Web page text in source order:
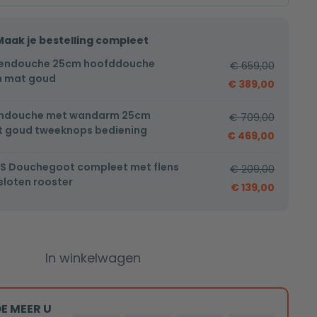
je bestelling compleet
25cm hoofddouche
mat goud
€659,00
€ 389,00
met wandarm 25cm
goud tweeknops bediening
€709,00
€ 469,00
Douchegoot compleet met flens
rooster
€209,00
€ 139,00
In winkelwagen
MEER U